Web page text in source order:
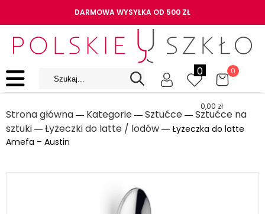
DARMOWA WYSYŁKA OD 500 ZŁ
0 0
0,00 zł
Strona główna ― Kategorie ― Sztućce ― Sztućce na
sztuki ― Łyżeczki do latte / lodów ― Łyżeczka do latte
Amefa – Austin